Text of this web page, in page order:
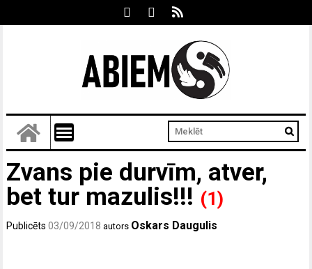
Zvans pie durvīm, atver,
bet tur mazulis!!! (1)
Publicēts03/09/2018 autors Oskars Daugulis